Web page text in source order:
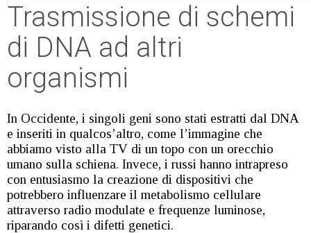
Trasmissione di schemi
di DNA ad altri
organismi
In Occidente, i singoli geni sono stati estratti dal DNA
e inseriti in qualcos’altro, come l’immagine che
abbiamo visto alla TV di un topo con un orecchio
umano sulla schiena. Invece, i russi hanno intrapreso
con entusiasmo la creazione di dispositivi che
potrebbero influenzare il metabolismo cellulare
attraverso radio modulate e frequenze luminose,
riparando così i difetti genetici.